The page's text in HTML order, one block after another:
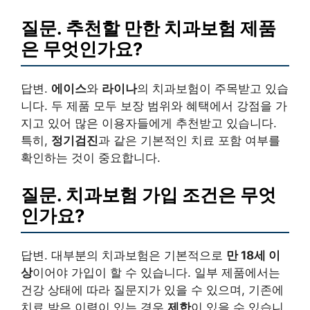
질문. 추천할 만한 치과보험 제품
은 무엇인가요?
답변. 에이스와 라이나의 치과보험이 주목받고 있습
니다. 두 제품 모두 보장 범위와 혜택에서 강점을 가
지고 있어 많은 이용자들에게 추천받고 있습니다.
특히, 정기검진과 같은 기본적인 치료 포함 여부를
확인하는 것이 중요합니다.
질문. 치과보험 가입 조건은 무엇
인가요?
답변. 대부분의 치과보험은 기본적으로 만 18세 이
상이어야 가입이 할 수 있습니다. 일부 제품에서는
건강 상태에 따라 질문지가 있을 수 있으며, 기존에
치료 받은 이력이 있는 경우 제한이 있을 수 있습니